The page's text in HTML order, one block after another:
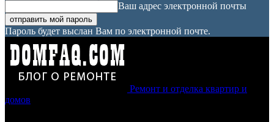
Ваш адрес электронной почты
Пароль будет выслан Вам по электронной почте.
Ремонт и отделка квартир и
домов